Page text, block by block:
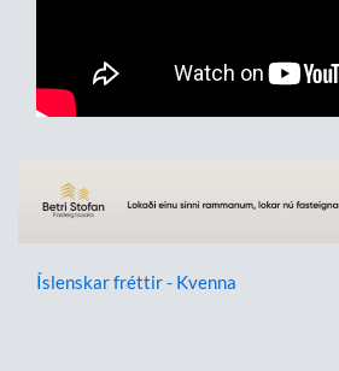
Íslenskar fréttir - Kvenna